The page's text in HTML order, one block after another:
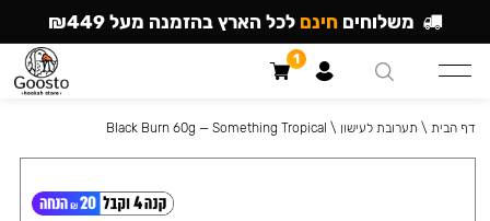
דף הבית \ תערובת לעישון \
Black Burn 60g — Something Tropical
משלוחים חינם לכל הארץ בהזמנה מעל ₪449
1